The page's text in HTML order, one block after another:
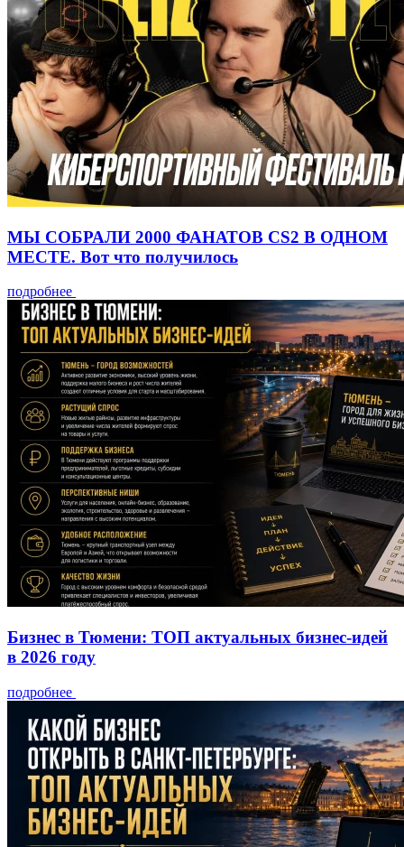
МЫ СОБРАЛИ 2000 ФАНАТОВ CS2 В ОДНОМ
МЕСТЕ. Вот что получилось
подробнее
Бизнес в Тюмени: ТОП актуальных бизнес-идей
в 2026 году
подробнее